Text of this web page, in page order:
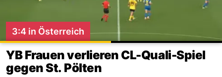
3:4 in Österreich
YB Frauen verlieren CL-Quali-Spiel
gegen St. Pölten